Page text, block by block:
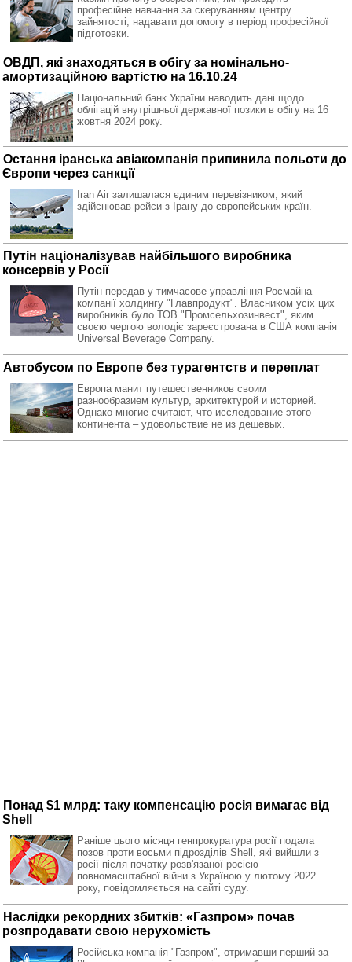
професійне навчання за скеруванням центру
зайнятості, надавати допомогу в період професійної
підготовки.
ОВДП, які знаходяться в обігу за номінально-
амортизаційною вартістю на 16.10.24
Національний банк України наводить дані щодо
облігацій внутрішньої державної позики в обігу на 16
жовтня 2024 року.
Остання іранська авіакомпанія припинила польоти до
Європи через санкції
Iran Air залишалася єдиним перевізником, який
здійснював рейси з Ірану до європейських країн.
Путін націоналізував найбільшого виробника
консервів у Росії
Путін передав у тимчасове управління Росмайна
компанії холдингу "Главпродукт". Власником усіх цих
виробників було ТОВ "Промсельхозинвест", яким
своєю чергою володіє зареєстрована в США компанія
Universal Beverage Company.
Автобусом по Европе без турагентств и переплат
Европа манит путешественников своим
разнообразием культур, архитектурой и историей.
Однако многие считают, что исследование этого
континента – удовольствие не из дешевых.
Понад $1 млрд: таку компенсацію росія вимагає від
Shell
Раніше цього місяця генпрокуратура росії подала
позов проти восьми підрозділів Shell, які вийшли з
росії після початку розв'язаної росією
повномасштабної війни з Україною у лютому 2022
року, повідомляється на сайті суду.
Наслідки рекордних збитків: «Газпром» почав
розпродавати свою нерухомість
Російська компанія "Газпром", отримавши перший за